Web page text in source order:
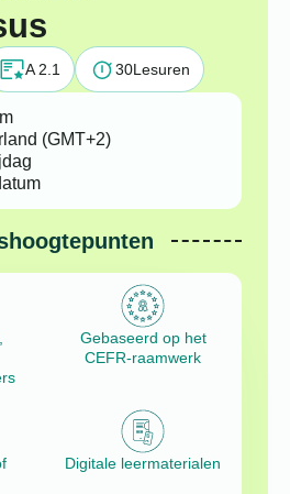
A 2.1 30Lesuren
(GMT+2)
Gebaseerd op het
CEFR-raamwerk
Digitale leermaterialen